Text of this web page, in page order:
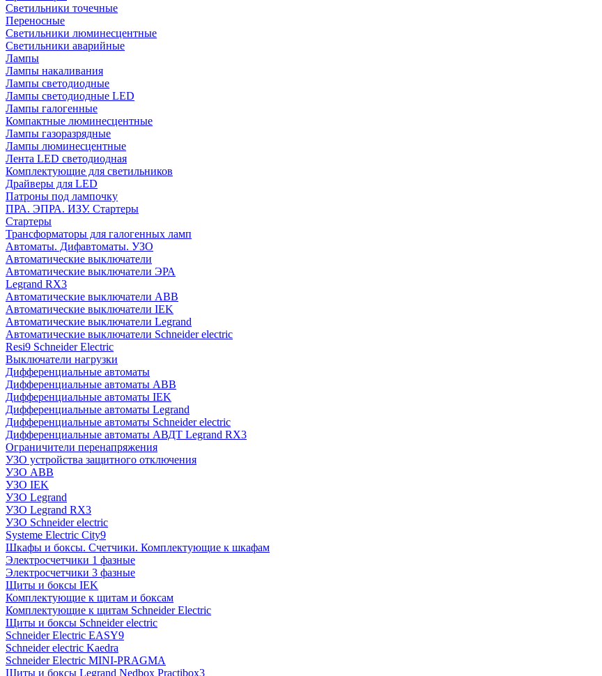
Cветильники точечные
Переносные
Светильники люминесцентные
Светильники аварийные
Лампы
Лампы накаливания
Лампы светодиодные
Лампы светодиодные LED
Лампы галогенные
Компактные люминесцентные
Лампы газоразрядные
Лампы люминесцентные
Лента LED светодиодная
Комплектующие для светильников
Драйверы для LED
Патроны под лампочку
ПРА. ЭПРА. ИЗУ. Стартеры
Стартеры
Трансформаторы для галогенных ламп
Автоматы. Дифавтоматы. УЗО
Автоматические выключатели
Автоматические выключатели ЭРА
Legrand RX3
Автоматические выключатели ABB
Автоматические выключатели IEK
Автоматические выключатели Legrand
Автоматические выключатели Schneider electric
Resi9 Schneider Electric
Выключатели нагрузки
Дифференциальные автоматы
Дифференциальные автоматы ABB
Дифференциальные автоматы IEK
Дифференциальные автоматы Legrand
Дифференциальные автоматы Schneider electric
Дифференциальные автоматы АВДТ Legrand RX3
Ограничители перенапряжения
УЗО устройства защитного отключения
УЗО ABB
УЗО IEK
УЗО Legrand
УЗО Legrand RX3
УЗО Schneider electric
Systeme Electric City9
Шкафы и боксы. Счетчики. Комплектующие к шкафам
Электросчетчики 1 фазные
Электросчетчики 3 фазные
Щиты и боксы IEK
Комплектующие к щитам и боксам
Комплектующие к щитам Schneider Electric
Щиты и боксы Schneider electric
Schneider Electric EASY9
Schneider electric Kaedra
Schneider Electric MINI-PRAGMA
Щиты и боксы Legrand Nedbox Practibox3